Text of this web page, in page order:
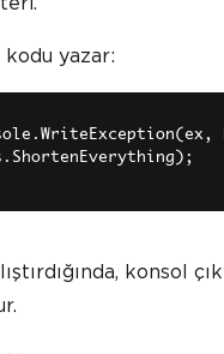
kodu yazar:
konsol